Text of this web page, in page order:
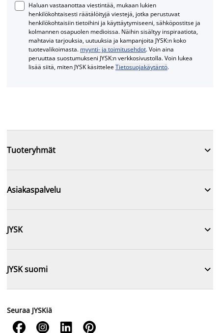
Haluan vastaanottaa viestintää, mukaan lukien
henkilökohtaisesti räätälöityjä viestejä, jotka perustuvat
henkilökohtaisiin tietoihini ja käyttäytymiseeni, sähköpostitse ja
kolmannen osapuolen medioissa. Näihin sisältyy inspiraatiota,
mahtavia tarjouksia, uutuuksia ja kampanjoita JYSK:n koko
tuotevalikoimasta. myynti- ja toimitusehdot. Voin aina
peruuttaa suostumukseni JYSK:n verkkosivustolla. Voin lukea
lisää siitä, miten JYSK käsitteleeTietosuojakäytäntö.
Tuoteryhmät 
Asiakaspalvelu 
JYSK 
JYSK suomi 
Seuraa JYSKiä
   